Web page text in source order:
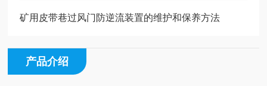
矿用皮带巷过风门防逆流装置的维护和保养方法
产品介绍